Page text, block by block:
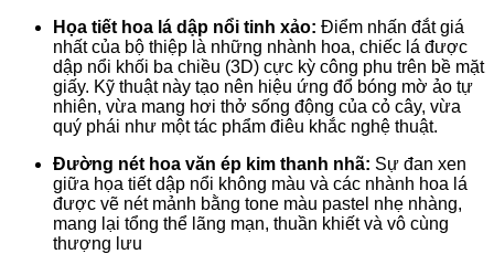
Họa tiết hoa lá dập nổi tinh xảo: Điểm nhấn đắt giá
nhất của bộ thiệp là những nhành hoa, chiếc lá được
dập nổi khối ba chiều (3D) cực kỳ công phu trên bề mặt
giấy. Kỹ thuật này tạo nên hiệu ứng đổ bóng mờ ảo tự
nhiên, vừa mang hơi thở sống động của cỏ cây, vừa
quý phái như một tác phẩm điêu khắc nghệ thuật.
Đường nét hoa văn ép kim thanh nhã: Sự đan xen
giữa họa tiết dập nổi không màu và các nhành hoa lá
được vẽ nét mảnh bằng tone màu pastel nhẹ nhàng,
mang lại tổng thể lãng mạn, thuần khiết và vô cùng
thượng lưu